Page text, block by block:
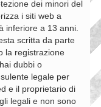
dei minori del
i siti web a
inferiore a 13 anni.
scritta da parte
la registrazione
dubbi o
legale per
e il proprietario di
legali e non sono